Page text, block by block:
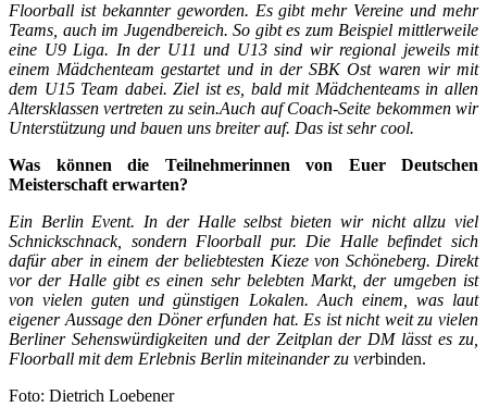
Floorball ist bekannter geworden. Es gibt mehr Vereine und mehr
Teams, auch im Jugendbereich. So gibt es zum Beispiel mittlerweile
eine U9 Liga. In der U11 und U13 sind wir regional jeweils mit
einem Mädchenteam gestartet und in der SBK Ost waren wir mit
dem U15 Team dabei. Ziel ist es, bald mit Mädchenteams in allen
Altersklassen vertreten zu sein.Auch auf Coach-Seite bekommen wir
Unterstützung und bauen uns breiter auf. Das ist sehr cool.
Was können die Teilnehmerinnen von Euer Deutschen
Meisterschaft erwarten?
Ein Berlin Event. In der Halle selbst bieten wir nicht allzu viel
Schnickschnack, sondern Floorball pur. Die Halle befindet sich
dafür aber in einem der beliebtesten Kieze von Schöneberg. Direkt
vor der Halle gibt es einen sehr belebten Markt, der umgeben ist
von vielen guten und günstigen Lokalen. Auch einem, was laut
eigener Aussage den Döner erfunden hat. Es ist nicht weit zu vielen
Berliner Sehenswürdigkeiten und der Zeitplan der DM lässt es zu,
Floorball mit dem Erlebnis Berlin miteinander zu verbinden.
Foto: Dietrich Loebener